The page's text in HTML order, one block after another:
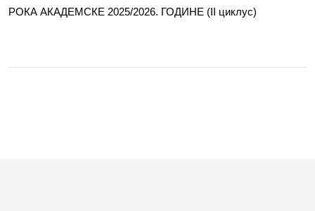
РОКА АКАДЕМСКЕ 2025/2026. ГОДИНЕ (II циклус)